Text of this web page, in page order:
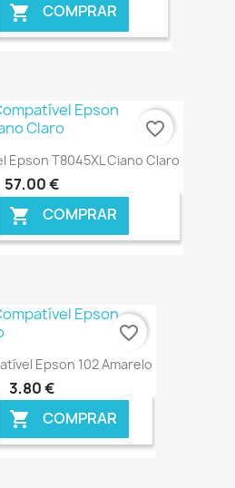
 COMPRAR
Epson T8045XL Ciano Claro
57,00 €
 COMPRAR
favorite_border
Epson 102 Amarelo
3,80 €
 COMPRAR
favorite_border